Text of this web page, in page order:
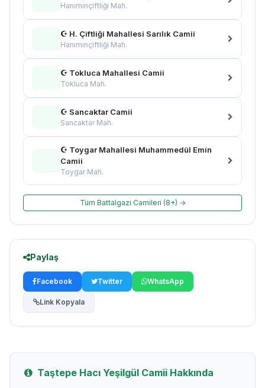
Hanımınçiftliği Mah.
☪ H. Çiftliği Mahallesi Sarılık Camii
Hanımınçiftliği Mah.
☪ Tokluca Mahallesi Camii
Tokluca Mah.
☪ Sancaktar Camii
Sancaktar Mah.
☪ Toygar Mahallesi Muhammedül Emin
Camii
Toygar Mah.
Tüm Battalgazi Camileri (8+) →
Paylaş
Facebook Twitter WhatsApp
Link Kopyala
Taştepe Hacı Yeşilgül Camii Hakkında